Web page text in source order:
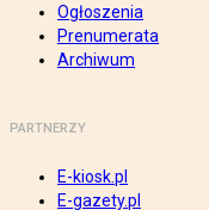
Ogłoszenia
Prenumerata
Archiwum
PARTNERZY
E-kiosk.pl
E-gazety.pl